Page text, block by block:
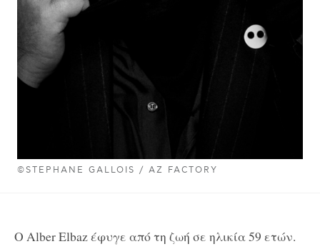
©STEPHANE GALLOIS / AZ FACTORY
O Alber Elbaz έφυγε από τη ζωή σε ηλικία 59 ετών.